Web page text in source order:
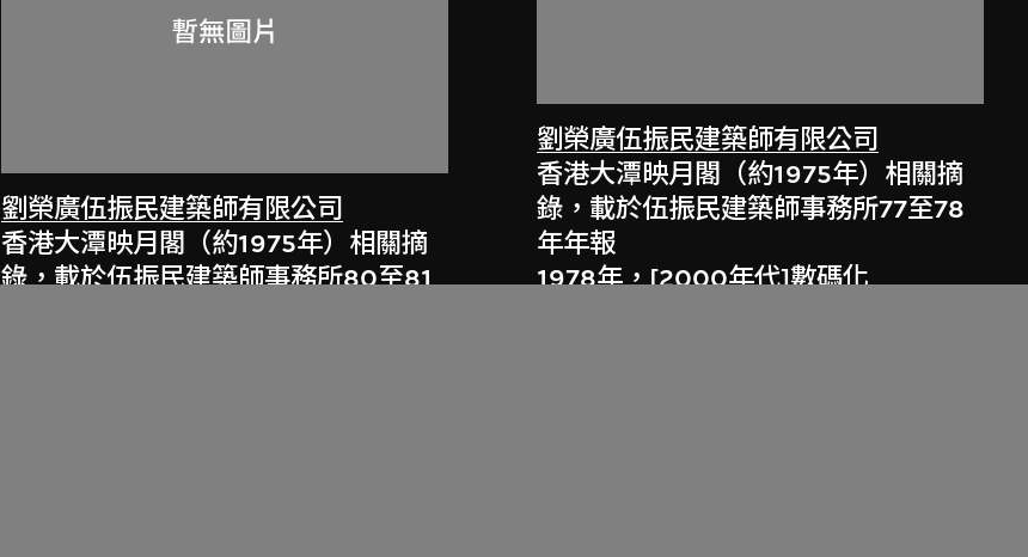
劉榮廣伍振民建築師有限公司
香港大潭映月閣（約1975年）相關摘
錄，載於伍振民建築師事務所80至81
劉榮廣伍振民建築師有限公司
香港大潭映月閣（約1975年）相關摘
錄，載於伍振民建築師事務所77至78
年年報
1978年，[2000年代]數碼化